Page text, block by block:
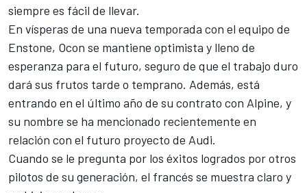
siempre es fácil de llevar.
En vísperas de una nueva temporada con el equipo de
Enstone, Ocon se mantiene optimista y lleno de
esperanza para el futuro, seguro de que el trabajo duro
dará sus frutos tarde o temprano. Además, está
entrando en el último año de su contrato con Alpine, y
su nombre se ha mencionado recientemente en
relación con el futuro proyecto de Audi.
Cuando se le pregunta por los éxitos logrados por otros
pilotos de su generación, el francés se muestra claro y